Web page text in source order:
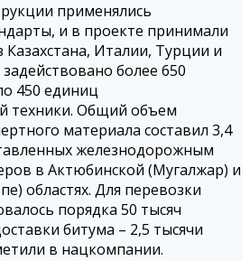
применялись
и в проекте принимали
Казахстана, Италии, Турции и
более 650
450 единиц
техники. Общий объем
материала составил 3,4
железнодорожным
в Актюбинской (Мугалжар) и
областях. Для перевозки
порядка 50 тысяч
битума – 2,5 тысячи
в нацкомпании.